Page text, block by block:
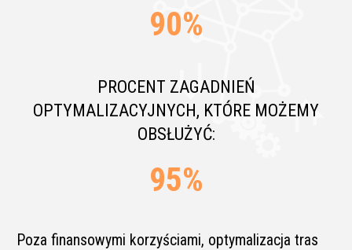
90%
PROCENT ZAGADNIEŃ
OPTYMALIZACYJNYCH, KTÓRE MOŻEMY
OBSŁUŻYĆ:
95%
Poza finansowymi korzyściami, optymalizacja tras